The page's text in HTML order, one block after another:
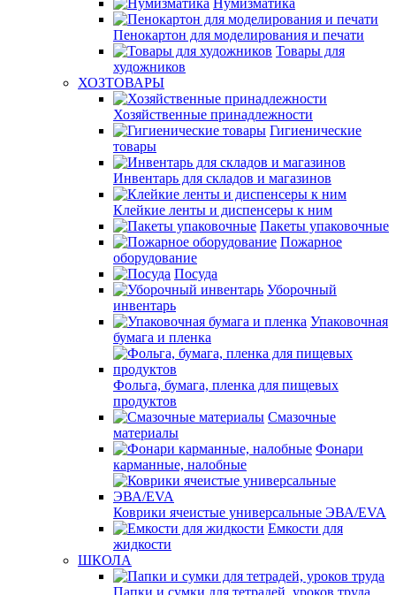
Нумизматика
Пенокартон для моделирования и печати
Товары для
художников
ХОЗТОВАРЫ
Хозяйственные принадлежности
Гигиенические
товары
Инвентарь для складов и магазинов
Клейкие ленты и диспенсеры к ним
Пакеты упаковочные
Пожарное
оборудование
Посуда
Уборочный
инвентарь
Упаковочная
бумага и пленка
Фольга, бумага, пленка для пищевых
продуктов
Смазочные
материалы
Фонари
карманные, налобные
Коврики ячеистые универсальные ЭВА/EVA
Емкости для
жидкости
ШКОЛА
Папки и сумки для тетрадей, уроков труда